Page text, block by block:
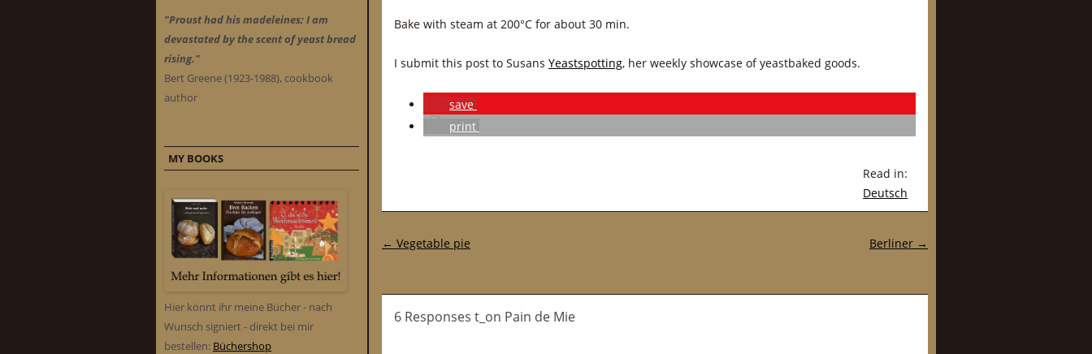
Bake with steam at 200°C for about 30 min.
I submit this post to Susans Yeastspotting, her weekly showcase of yeastbaked goods.
save
print
Read in:
Deutsch
Post navigation
← Vegetable pie Berliner →
6 Responses t_on Pain de Mie
"Proust had his madeleines; I am
devastated by the scent of yeast bread
rising."
Bert Greene (1923-1988), cookbook
author
MY BOOKS
Hier könnt ihr meine Bücher - nach
Wunsch signiert - direkt bei mir
bestellen: Büchershop